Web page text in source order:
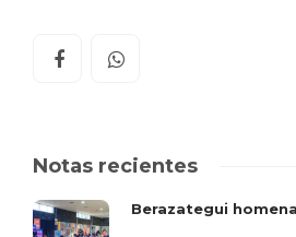
Notas recientes
Berazategui